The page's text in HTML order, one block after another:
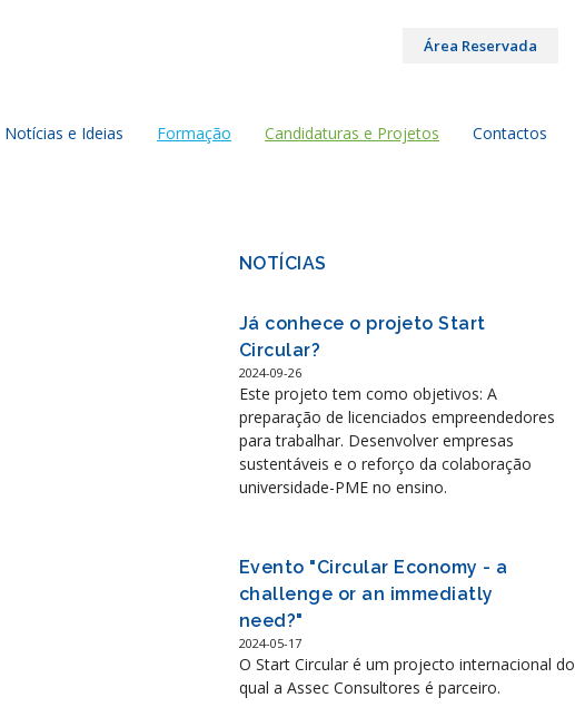
Área Reservada
Notícias e Ideias Formação Candidaturas e Projetos Contactos
NOTÍCIAS
Já conhece o projeto Start
Circular?
2024-09-26
Este projeto tem como objetivos: A
preparação de licenciados empreendedores
para trabalhar. Desenvolver empresas
sustentáveis e o reforço da colaboração
universidade-PME no ensino.
Evento "Circular Economy - a
challenge or an immediatly
need?"
2024-05-17
O Start Circular é um projecto internacional do
qual a Assec Consultores é parceiro.